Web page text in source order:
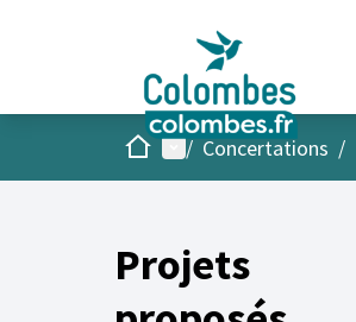
AccueilMenu principal
/ Concertations /
Projets